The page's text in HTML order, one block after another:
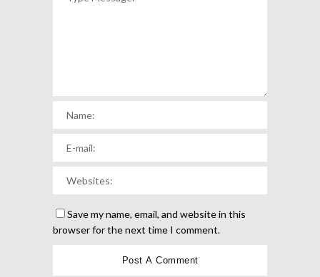
Save my name, email, and website in this
browser for the next time I comment.